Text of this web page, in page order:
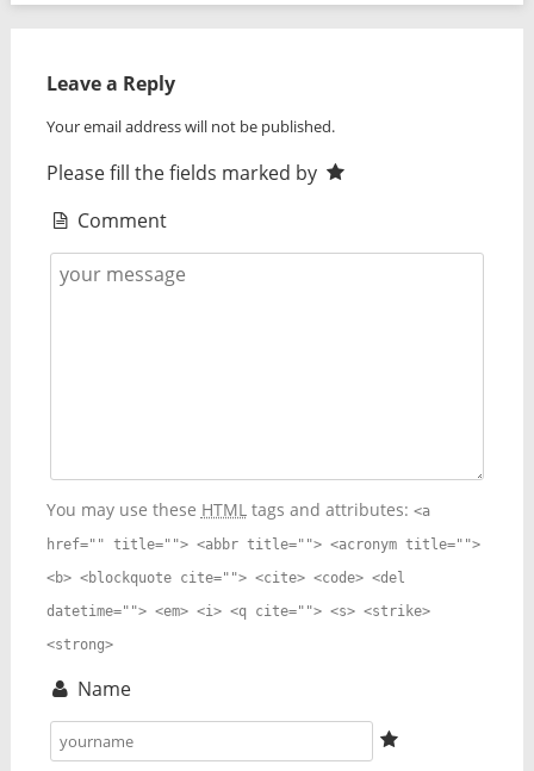
Leave a Reply
Your email address will not be published.
Please fill the fields marked by
Comment
You may use these HTMLtags and attributes: <a
href="" title=""> <abbr title=""> <acronym title="">
<b> <blockquote cite=""> <cite> <code> <del
datetime=""> <em> <i> <q cite=""> <s> <strike>
<strong>
Name